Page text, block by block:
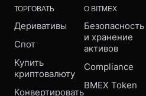
ТОРГОВАТЬ
Деривативы
Спот
Купить
криптовалюту
Конвертировать
О BITMEX
Безопасность
и хранение
активов
Compliance
BMEX Token